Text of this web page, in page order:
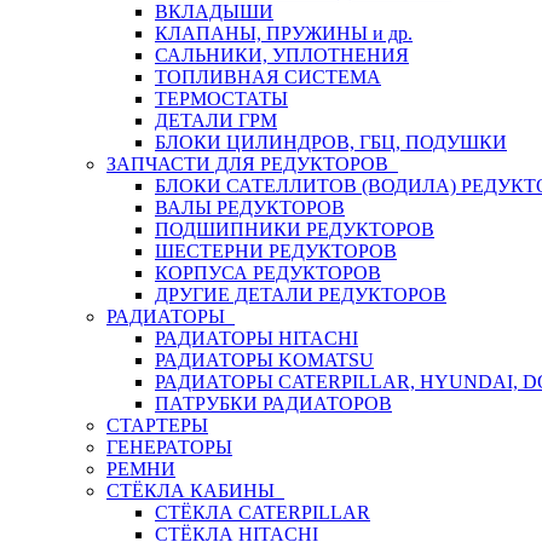
ВКЛАДЫШИ
КЛАПАНЫ, ПРУЖИНЫ и др.
САЛЬНИКИ, УПЛОТНЕНИЯ
ТОПЛИВНАЯ СИСТЕМА
ТЕРМОСТАТЫ
ДЕТАЛИ ГРМ
БЛОКИ ЦИЛИНДРОВ, ГБЦ, ПОДУШКИ
ЗАПЧАСТИ ДЛЯ РЕДУКТОРОВ
БЛОКИ САТЕЛЛИТОВ (ВОДИЛА)
ВАЛЫ РЕДУКТОРОВ
ПОДШИПНИКИ РЕДУКТОРОВ
ШЕСТЕРНИ РЕДУКТОРОВ
КОРПУСА РЕДУКТОРОВ
ДРУГИЕ ДЕТАЛИ РЕДУКТОРОВ
РАДИАТОРЫ
РАДИАТОРЫ HITACHI
РАДИАТОРЫ KOMATSU
РАДИАТОРЫ CATERPILLAR, HYUNDAI,
ПАТРУБКИ РАДИАТОРОВ
СТАРТЕРЫ
ГЕНЕРАТОРЫ
РЕМНИ
СТЁКЛА КАБИНЫ
СТЁКЛА CATERPILLAR
СТЁКЛА HITACHI